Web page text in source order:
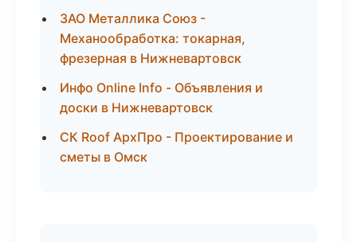
ЗАО Металлика Союз -
Механообработка: токарная,
фрезерная в Нижневартовск
Инфо Online Info - Объявления и
доски в Нижневартовск
СК Roof АрхПро - Проектирование и
сметы в Омск